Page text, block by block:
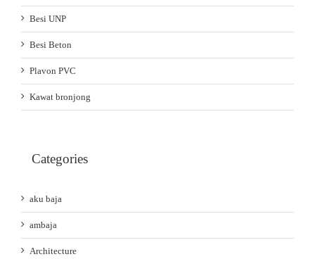
Besi UNP
Besi Beton
Plavon PVC
Kawat bronjong
Categories
aku baja
ambaja
Architecture